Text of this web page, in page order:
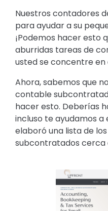
Nuestros contadores
para ayudar a su
¡Podemos hacer esto
aburridas tareas de
usted se concentre
Ahora, sabemos que
contable
hacer esto. Deberías
incluso te ayudamos
elaboró una lista de
subcontratados cerca